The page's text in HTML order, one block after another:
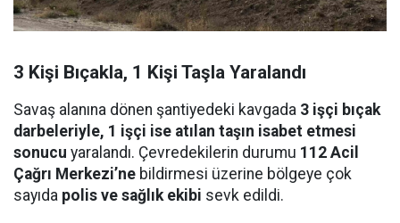
3 Kişi Bıçakla, 1 Kişi Taşla Yaralandı
Savaş alanına dönen şantiyedeki kavgada 3 işçi bıçak
darbeleriyle, 1 işçi ise atılan taşın isabet etmesi
sonucu yaralandı. Çevredekilerin durumu 112 Acil
Çağrı Merkezi’ne bildirmesi üzerine bölgeye çok
sayıda polis ve sağlık ekibi sevk edildi.